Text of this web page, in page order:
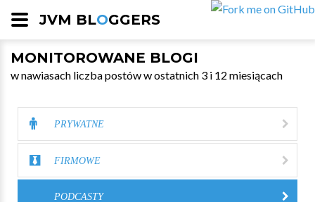
JVM BLOGGERS
MONITOROWANE BLOGI
w nawiasach liczba postów w ostatnich 3 i 12 miesiącach
PRYWATNE
FIRMOWE
PODCASTY